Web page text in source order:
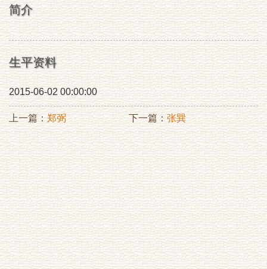
简介
生平资料
2015-06-02 00:00:00
上一篇：郑弼 下一篇：张巽